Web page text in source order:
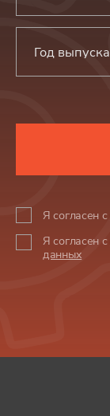
Год выпуска
Я согласен с
Я согласен с
данных